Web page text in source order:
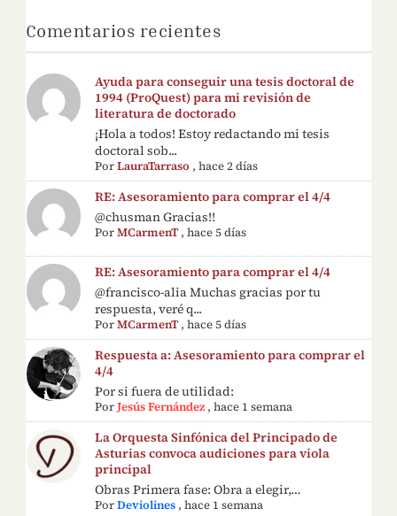
Comentarios recientes
Ayuda para conseguir una tesis doctoral de
1994 (ProQuest) para mi revisión de
literatura de doctorado
¡Hola a todos! Estoy redactando mi tesis
doctoral sob...
PorLauraTarraso ,hace 2 días
RE: Asesoramiento para comprar el 4/4
@chusman Gracias!!
PorMCarmenT,hace 5 días
RE: Asesoramiento para comprar el 4/4
@francisco-alia Muchas gracias por tu
respuesta, veré q...
PorMCarmenT,hace 5 días
Respuesta a: Asesoramiento para comprar el
4/4
Por si fuera de utilidad:
PorJesús Fernández ,hace 1 semana
La Orquesta Sinfónica del Principado de
Asturias convoca audiciones para viola
principal
Obras Primera fase: Obra a elegir,…
PorDeviolines ,hace 1 semana